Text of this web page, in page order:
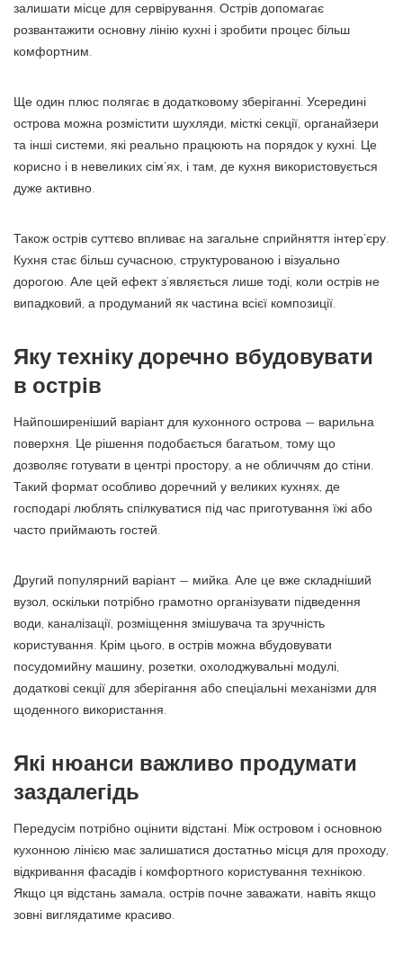
залишати місце для сервірування. Острів допомагає
розвантажити основну лінію кухні і зробити процес більш
комфортним.
Ще один плюс полягає в додатковому зберіганні. Усередині
острова можна розмістити шухляди, місткі секції, органайзери
та інші системи, які реально працюють на порядок у кухні. Це
корисно і в невеликих сім’ях, і там, де кухня використовується
дуже активно.
Також острів суттєво впливає на загальне сприйняття інтер’єру.
Кухня стає більш сучасною, структурованою і візуально
дорогою. Але цей ефект з’являється лише тоді, коли острів не
випадковий, а продуманий як частина всієї композиції.
Яку техніку доречно вбудовувати
в острів
Найпоширеніший варіант для кухонного острова — варильна
поверхня. Це рішення подобається багатьом, тому що
дозволяє готувати в центрі простору, а не обличчям до стіни.
Такий формат особливо доречний у великих кухнях, де
господарі люблять спілкуватися під час приготування їжі або
часто приймають гостей.
Другий популярний варіант — мийка. Але це вже складніший
вузол, оскільки потрібно грамотно організувати підведення
води, каналізації, розміщення змішувача та зручність
користування. Крім цього, в острів можна вбудовувати
посудомийну машину, розетки, охолоджувальні модулі,
додаткові секції для зберігання або спеціальні механізми для
щоденного використання.
Які нюанси важливо продумати
заздалегідь
Передусім потрібно оцінити відстані. Між островом і основною
кухонною лінією має залишатися достатньо місця для проходу,
відкривання фасадів і комфортного користування технікою.
Якщо ця відстань замала, острів почне заважати, навіть якщо
зовні виглядатиме красиво.